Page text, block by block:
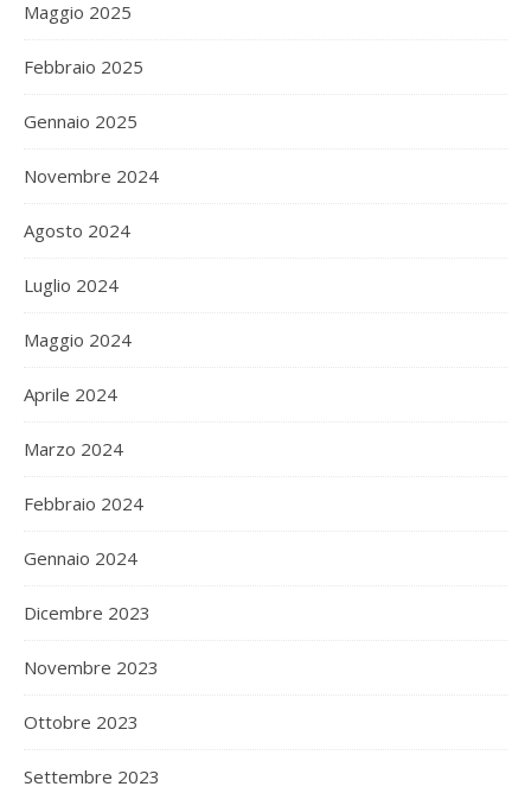
Maggio 2025
Febbraio 2025
Gennaio 2025
Novembre 2024
Agosto 2024
Luglio 2024
Maggio 2024
Aprile 2024
Marzo 2024
Febbraio 2024
Gennaio 2024
Dicembre 2023
Novembre 2023
Ottobre 2023
Settembre 2023